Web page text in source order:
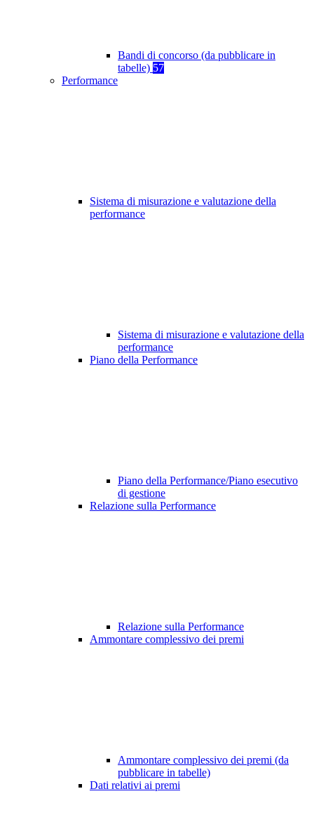
Bandi di concorso (da pubblicare in
tabelle) 57
Performance
Sistema di misurazione e valutazione della
performance
Sistema di misurazione e valutazione della
performance
Piano della Performance
Piano della Performance/Piano esecutivo
di gestione
Relazione sulla Performance
Relazione sulla Performance
Ammontare complessivo dei premi
Ammontare complessivo dei premi (da
pubblicare in tabelle)
Dati relativi ai premi